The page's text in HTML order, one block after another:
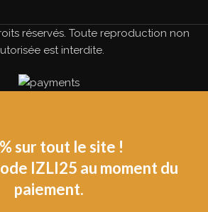
réservés. Toute reproduction non
est interdite.
sur tout le site !
IZLI25 au moment du
paiement.